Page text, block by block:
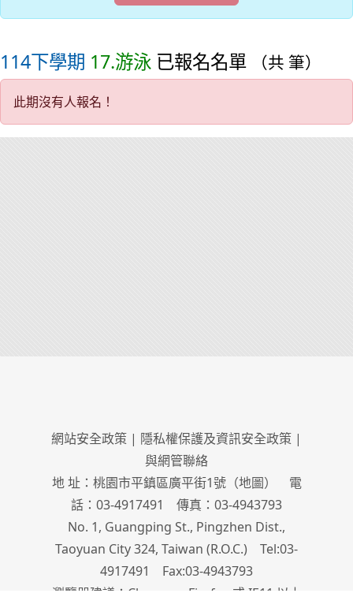
114下學期 17.游泳 已報名名單 （共 筆）
此期沒有人報名！
網站安全政策 | 隱私權保護及資訊安全政策 |
與網管聯絡
地 址：桃園市平鎮區廣平街1號（地圖） 電
話：03-4917491 傳真：03-4943793
No. 1, Guangping St., Pingzhen Dist.,
Taoyuan City 324, Taiwan (R.O.C.) Tel:03-
4917491 Fax:03-4943793
瀏覽器建議：Chrome、Firefox 或 IE11 以上